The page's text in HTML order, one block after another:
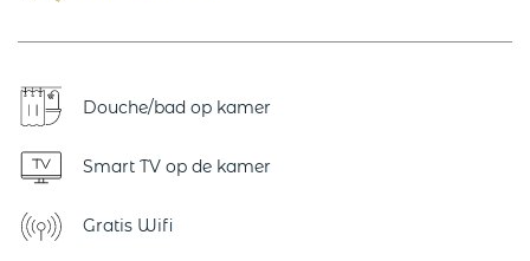
Douche/bad op kamer
Smart TV op de kamer
Gratis Wifi